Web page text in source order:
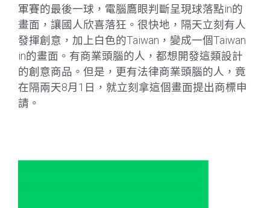
軍賽的最後一球，電腦鷹眼判斷呈現球落點in的
畫面，讓國人欣喜落狂。很快地，隔天立刻有人
發揮創意，加上白色的Taiwan，變成一個Taiwan
in的畫面。有商業頭腦的人，都想開發這類設計
的創意商品。但是，更有法律商業頭腦的人，竟
在隔兩天8月1日，就立刻拿這個畫面提出商標申
請。